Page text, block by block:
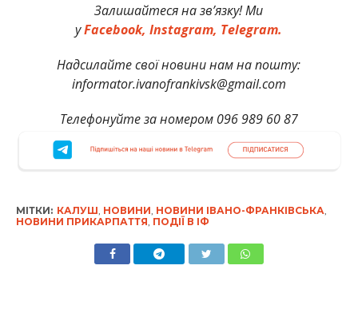
Залишайтеся на зв’язку! Ми
уFacebook, Instagram, Telegram.
Надсилайте свої новини нам на пошту:
informator.ivanofrankivsk@gmail.com
Телефонуйте за номером 096 989 60 87
МІТКИ: КАЛУШ, НОВИНИ, НОВИНИ ІВАНО-ФРАНКІВСЬКА,
НОВИНИ ПРИКАРПАТТЯ, ПОДІЇ В ІФ